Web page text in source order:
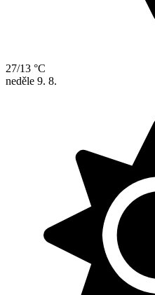
27/13 °C
neděle 9. 8.